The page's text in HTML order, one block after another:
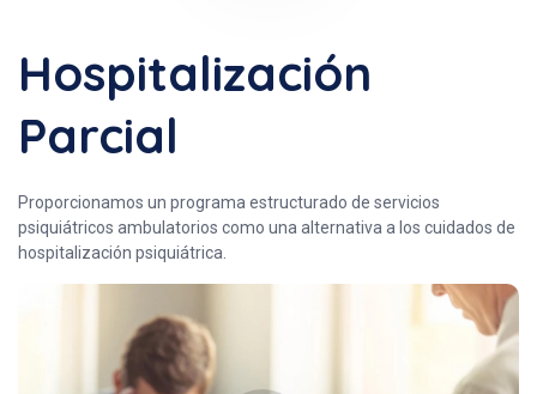
Hospitalización
Parcial
Proporcionamos un programa estructurado de servicios
psiquiátricos ambulatorios como una alternativa a los cuidados de
hospitalización psiquiátrica.